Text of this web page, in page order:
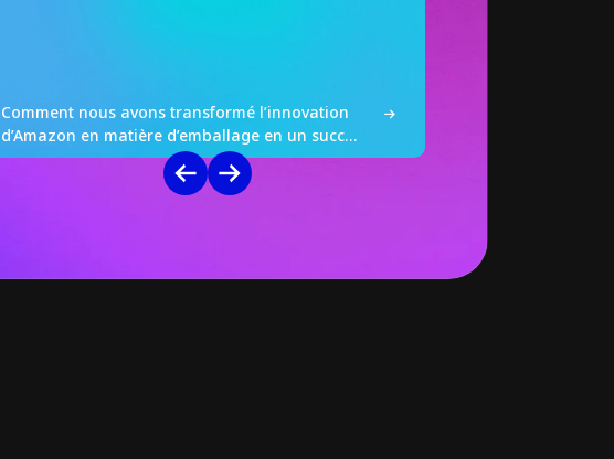
Comment nous avons transformé l’innovation
d’Amazon en matière d’emballage en un succès
mondial avec « Sorry, Cats »